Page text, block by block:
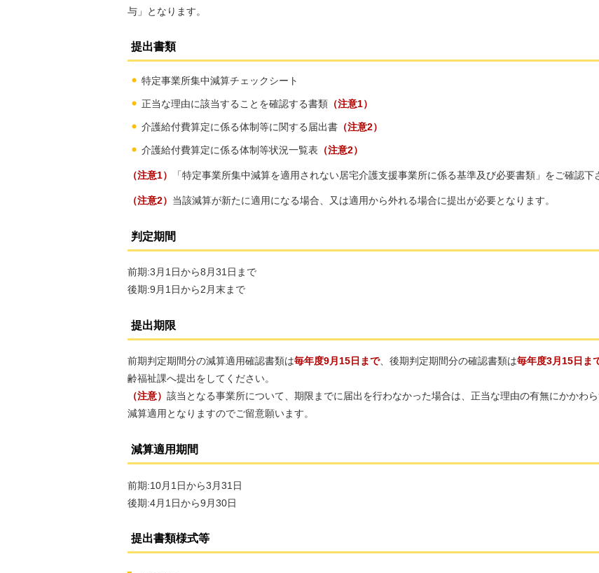
与」となります。
提出書類
特定事業所集中減算チェックシート
正当な理由に該当することを確認する書類（注意1）
介護給付費算定に係る体制等に関する届出書（注意2）
介護給付費算定に係る体制等状況一覧表 （注意2）
（注意1） 「特定事業所集中減算を適用されない居宅介護支援事業所に係る基準及び必要書類」をご確認下
（注意2） 当該減算が新たに適用になる場合、又は適用から外れる場合に提出が必要となります。
判定期間
前期:3月1日から8月31日まで
後期:9月1日から2月末まで
提出期限
前期判定期間分の減算適用確認書類は毎年度9月15日まで、後期判定期間分の確認書類は毎年度3月15日 ま
齢福祉課へ提出をしてください。
（注意） 該当となる事業所について、期限までに届出を行わなかった場合は、正当な理由の有無にかかわら
減算適用となりますのでご留意願います。
減算適用期間
前期:10月1日から3月31日
後期:4月1日から9月30日
提出書類様式等